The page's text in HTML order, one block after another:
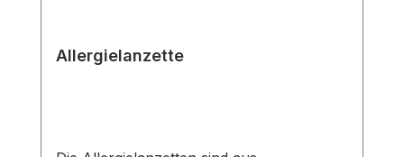
Allergielanzette